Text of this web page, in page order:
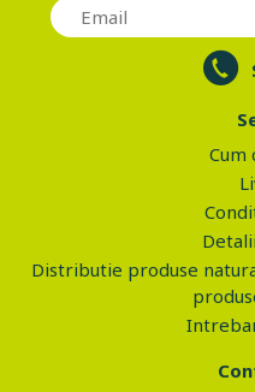
Cum
Distributie produse